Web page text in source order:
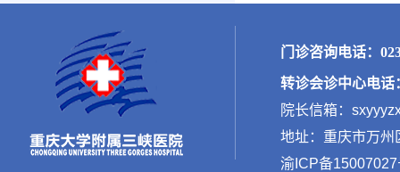
门诊咨询电话：
转诊会诊中心电话
院长信箱：
地址：重庆市万州
渝ICP备15007027